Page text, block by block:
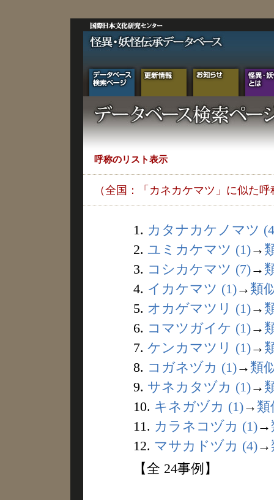
呼称のリスト表示
（全国：「カネカケマツ」に似た呼
1. カタナカケノマツ
2. ユミカケマツ (1)→
3. コシカケマツ (7)→
4. イカケマツ (1)→ 類
5. オカゲマツリ (1)→
6. コマツガイケ (1)→
7. ケンカマツリ (1)→
8. コガネヅカ (1)→ 類
9. サネカタヅカ (1)→
10. キネガヅカ (1)→ 類
11. カラネコヅカ (1)→
12. マサカドヅカ (4)→
【全 24事例】